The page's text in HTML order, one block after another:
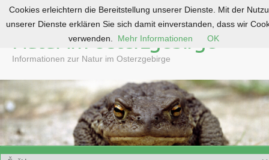
o
c
o
e
Natur im Osterzgebirge
Informationen zur Natur im Osterzgebirge
Cookies erleichtern die Bereitstellung unserer Dienste. Mit der
unserer Dienste erklären Sie sich damit einverstanden, dass wir
verwenden.
Mehr Informationen OK